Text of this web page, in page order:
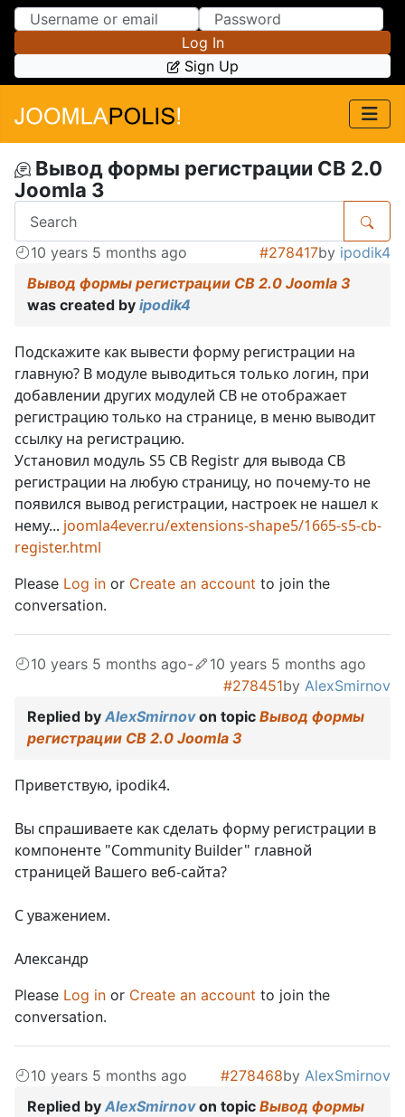
Skip to Content
Skip to Menu
Log In
Sign Up
Вывод формы регистрации CB 2.0
Joomla 3
10 years 5 months ago #278417by ipodik4
Вывод формы регистрации CB 2.0 Joomla 3
was created by ipodik4
Подскажите как вывести форму регистрации на
главную? В модуле выводиться только логин, при
добавлении других модулей CB не отображает
регистрацию только на странице, в меню выводит
ссылку на регистрацию.
Установил модуль S5 CB Registr для вывода CB
регистрации на любую страницу, но почему-то не
появился вывод регистрации, настроек не нашел к
нему... joomla4ever.ru/extensions-shape5/1665-s5-cb-
register.html
Please Log in or Create an account to join the
conversation.
10 years 5 months ago-
10 years 5 months ago
#278451by AlexSmirnov
Replied by AlexSmirnovon topic Вывод формы
регистрации CB 2.0 Joomla 3
Приветствую, ipodik4.
Вы спрашиваете как сделать форму регистрации в
компоненте "Community Builder" главной
страницей Вашего веб-сайта?
С уважением.
Александр
Please Log in or Create an account to join the
conversation.
10 years 5 months ago #278468by AlexSmirnov
Replied by AlexSmirnovon topic Вывод формы